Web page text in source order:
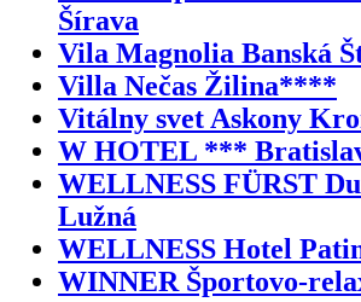
Šírava
Vila Magnolia Banská
Villa Nečas Žilina****
Vitálny svet Askony
W HOTEL ***
WELLNESS FÜRST
Lužná
WELLNESS Hotel
WINNER Športovo-